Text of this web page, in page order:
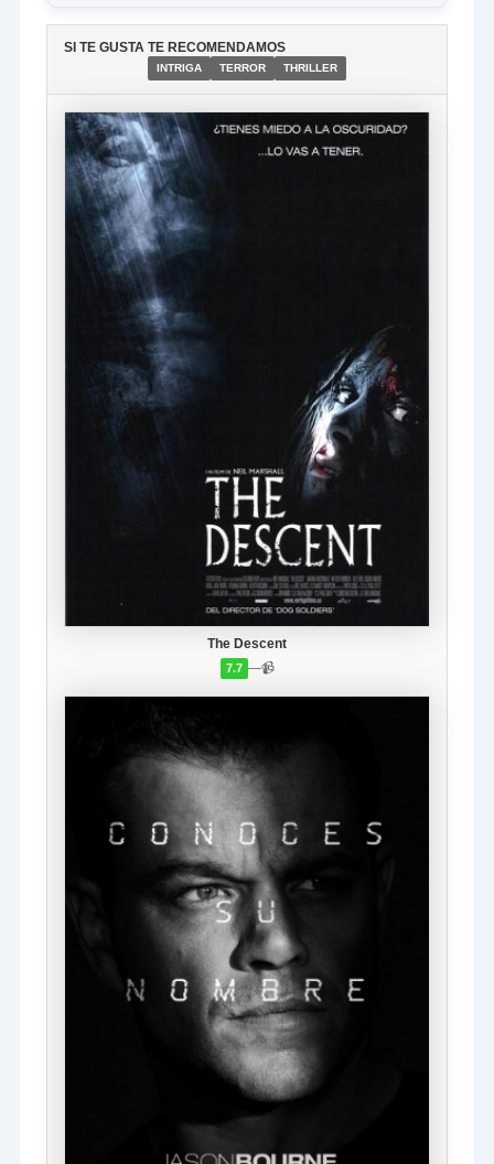
SI TE GUSTA TE RECOMENDAMOS
INTRIGA TERROR THRILLER
The Descent
7.7 —📹